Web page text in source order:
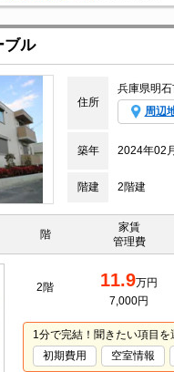
ブル
住所
兵庫県明石
周辺
築年 2024年02
階建 2階建
階
家賃
管理費
2階 11.9万円
7,000円
1分で完結！聞きたい項目を
初期費用
空室情報